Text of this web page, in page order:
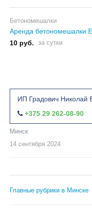
Бетономешалки
Аренда бетономешалки
10 руб.
за сутки
ИП Градович Николай
+375 29 262-08-90
Минск
14 сентября 2024
Главные рубрики в Минске